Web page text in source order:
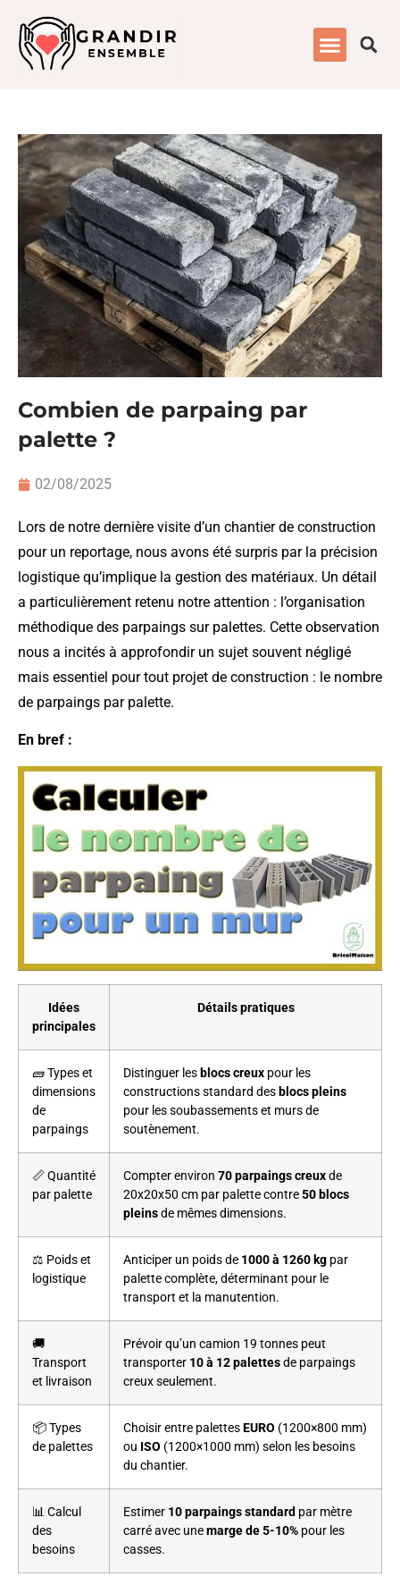
Combien de parpaing par
palette ?
02/08/2025
Lors de notre dernière visite d’un chantier de construction
pour un reportage, nous avons été surpris par la précision
logistique qu’implique la gestion des matériaux. Un détail
a particulièrement retenu notre attention : l’organisation
méthodique des parpaings sur palettes. Cette observation
nous a incités à approfondir un sujet souvent négligé
mais essentiel pour tout projet de construction : le nombre
de parpaings par palette.
En bref :
Idées
principales
Détails pratiques
🧱 Types et
dimensions
de
parpaings
Distinguer les blocs creux pour les
constructions standard des blocs pleins
pour les soubassements et murs de
soutènement.
📏 Quantité
par palette
Compter environ 70 parpaings creuxde
20x20x50 cm par palette contre50 blocs
pleinsde mêmes dimensions.
⚖️ Poids et
logistique
Anticiper un poids de 1000 à 1260 kg par
palette complète, déterminant pour le
transport et la manutention.
🚚
Transport
et livraison
Prévoir qu’un camion 19 tonnes peut
transporter 10 à 12 palettesde parpaings
creux seulement.
📦 Types
de palettes
Choisir entre palettesEURO (1200×800 mm)
ou ISO (1200×1000 mm) selon les besoins
du chantier.
📊 Calcul
des
besoins
Estimer 10 parpaings standard par mètre
carré avec unemarge de 5-10% pour les
casses.